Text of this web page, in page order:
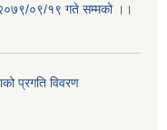
०९/१९ गते सम्मको ।।
प्रगति विवरण